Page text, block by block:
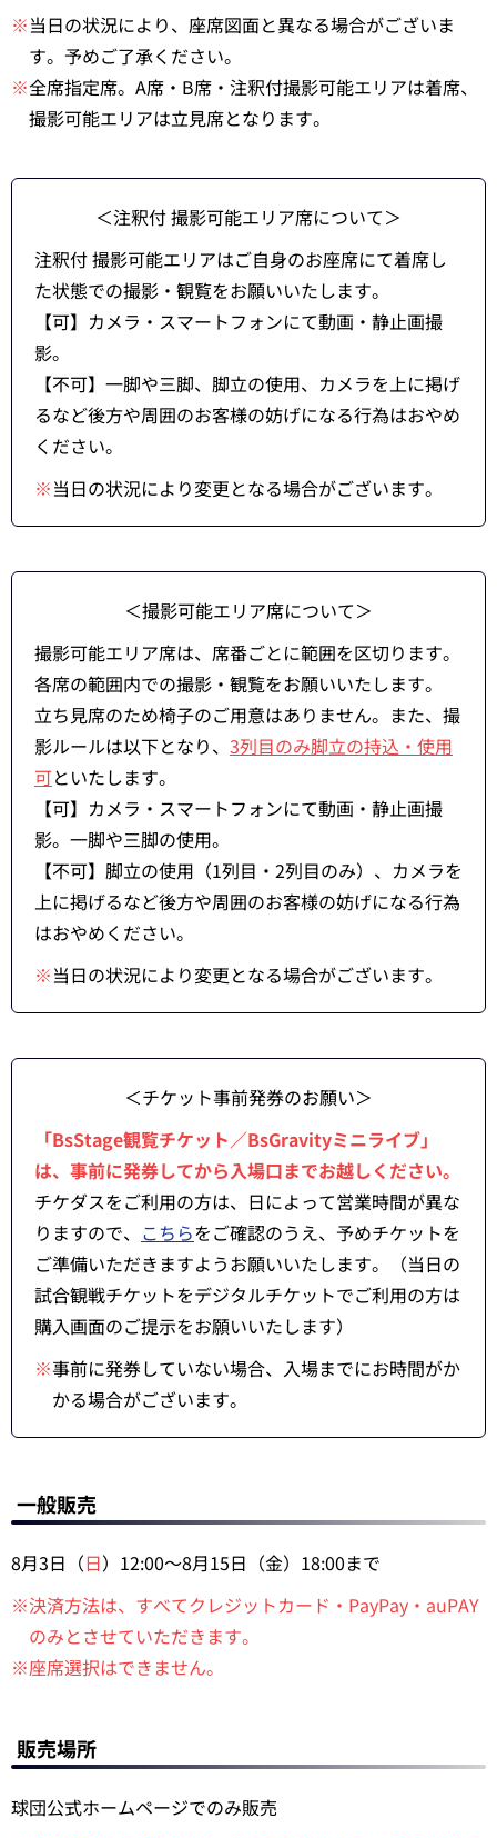
※当日の状況により、座席図面と異なる場合がございま
す。予めご了承ください。
※全席指定席。A席・B席・注釈付撮影可能エリアは着席、
撮影可能エリアは立見席となります。
＜注釈付 撮影可能エリア席について＞
注釈付 撮影可能エリアはご自身のお座席にて着席し
た状態での撮影・観覧をお願いいたします。
【可】カメラ・スマートフォンにて動画・静止画撮
影。
【不可】一脚や三脚、脚立の使用、カメラを上に掲げ
るなど後方や周囲のお客様の妨げになる行為はおやめ
ください。
※当日の状況により変更となる場合がございます。
＜撮影可能エリア席について＞
撮影可能エリア席は、席番ごとに範囲を区切ります。
各席の範囲内での撮影・観覧をお願いいたします。
立ち見席のため椅子のご用意はありません。また、撮
影ルールは以下となり、 3列目のみ脚立の持込・使用
可といたします。
【可】カメラ・スマートフォンにて動画・静止画撮
影。一脚や三脚の使用。
【不可】脚立の使用（1列目・2列目のみ）、カメラを
上に掲げるなど後方や周囲のお客様の妨げになる行為
はおやめください。
※当日の状況により変更となる場合がございます。
＜チケット事前発券のお願い＞
「BsStage観覧チケット／BsGravityミニライブ」
は、事前に発券してから入場口までお越しください。
チケダスをご利用の方は、日によって営業時間が異な
りますので、 こちらをご確認のうえ、予めチケットを
ご準備いただきますようお願いいたします。（当日の
試合観戦チケットをデジタルチケットでご利用の方は
購入画面のご提示をお願いいたします）
※事前に発券していない場合、入場までにお時間がか
かる場合がございます。
一般販売
8月3日（日）12:00～8月15日（金）18:00まで
※決済方法は、すべてクレジットカード・PayPay・auPAY
のみとさせていただきます。
※座席選択はできません。
販売場所
球団公式ホームページでのみ販売